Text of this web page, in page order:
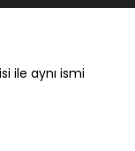
ile aynı ismi